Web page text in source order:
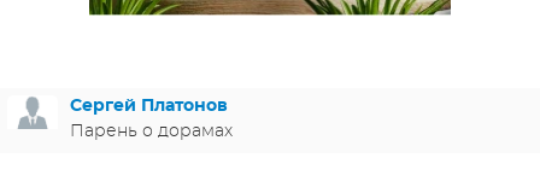
Сергей Платонов
Парень о дорамах